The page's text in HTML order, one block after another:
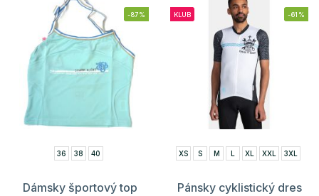
-87%
36 38 40
Dámsky športový top
KLUB -61%
XS S M L XL XXL 3XL
Pánsky cyklistický dres